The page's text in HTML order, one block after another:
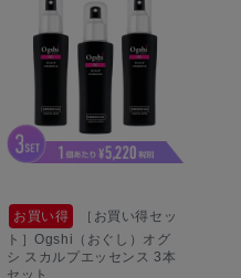
お買い得
［お買い得セッ
ト］Ogshi（おぐし）オグ
シ スカルプエッセンス 3本
セット